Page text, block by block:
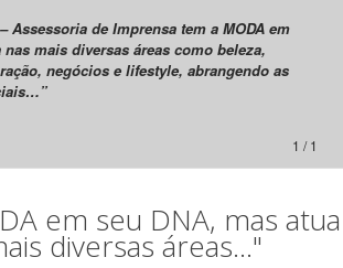
Assessoria de Imprensa tem a MODA em
nas mais diversas áreas como beleza,
negócios e lifestyle, abrangendo as
1 / 1
em seu DNA, mas atua
diversas áreas..."